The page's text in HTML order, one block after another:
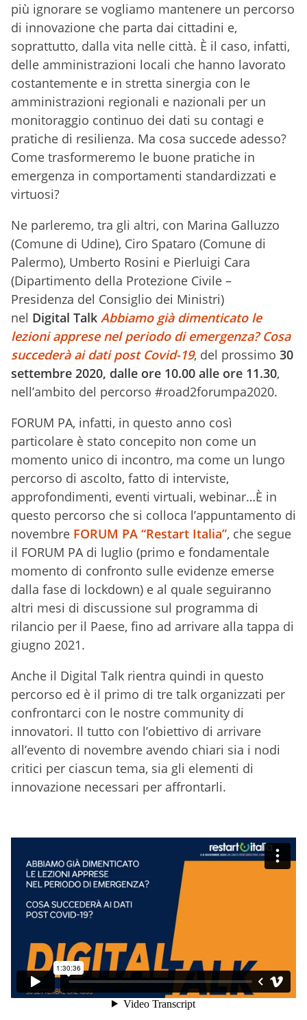
più ignorare se vogliamo mantenere un percorso
di innovazione che parta dai cittadini e,
soprattutto, dalla vita nelle città. È il caso, infatti,
delle amministrazioni locali che hanno lavorato
costantemente e in stretta sinergia con le
amministrazioni regionali e nazionali per un
monitoraggio continuo dei dati su contagi e
pratiche di resilienza. Ma cosa succede adesso?
Come trasformeremo le buone pratiche in
emergenza in comportamenti standardizzati e
virtuosi?
Ne parleremo, tra gli altri, con Marina Galluzzo
(Comune di Udine), Ciro Spataro (Comune di
Palermo), Umberto Rosini e Pierluigi Cara
(Dipartimento della Protezione Civile –
Presidenza del Consiglio dei Ministri)
nel Digital Talk Abbiamo già dimenticato le
lezioni apprese nel periodo di emergenza? Cosa
succederà ai dati post Covid-19, del prossimo 30
settembre 2020, dalle ore 10.00 alle ore 11.30,
nell’ambito del percorso #road2forumpa2020.
FORUM PA, infatti, in questo anno così
particolare è stato concepito non come un
momento unico di incontro, ma come un lungo
percorso di ascolto, fatto di interviste,
approfondimenti, eventi virtuali, webinar…È in
questo percorso che si colloca l’appuntamento di
novembre FORUM PA “Restart Italia”, che segue
il FORUM PA di luglio (primo e fondamentale
momento di confronto sulle evidenze emerse
dalla fase di lockdown) e al quale seguiranno
altri mesi di discussione sul programma di
rilancio per il Paese, fino ad arrivare alla tappa di
giugno 2021.
Anche il Digital Talk rientra quindi in questo
percorso ed è il primo di tre talk organizzati per
confrontarci con le nostre community di
innovatori. Il tutto con l’obiettivo di arrivare
all’evento di novembre avendo chiari sia i nodi
critici per ciascun tema, sia gli elementi di
innovazione necessari per affrontarli.